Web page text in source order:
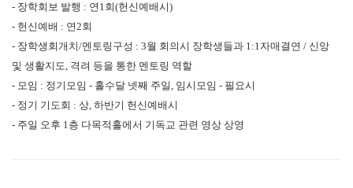
- 장학회보 발행 : 연1회(헌신예배시)
- 헌신예배 : 연2회
- 장학생회개치/멘토링구성 : 3월 회의시 장학생들과 1:1자매결연 / 신앙
및 생활지도, 격려 등을 통한 멘토링 역할
- 모임 : 정기모임 - 홀수달 넷째 주일, 임시모임 - 필요시
- 정기 기도회 : 상, 하반기 헌신예배시
- 주일 오후 1층 다목적홀에서 기독교 관련 영상 상영